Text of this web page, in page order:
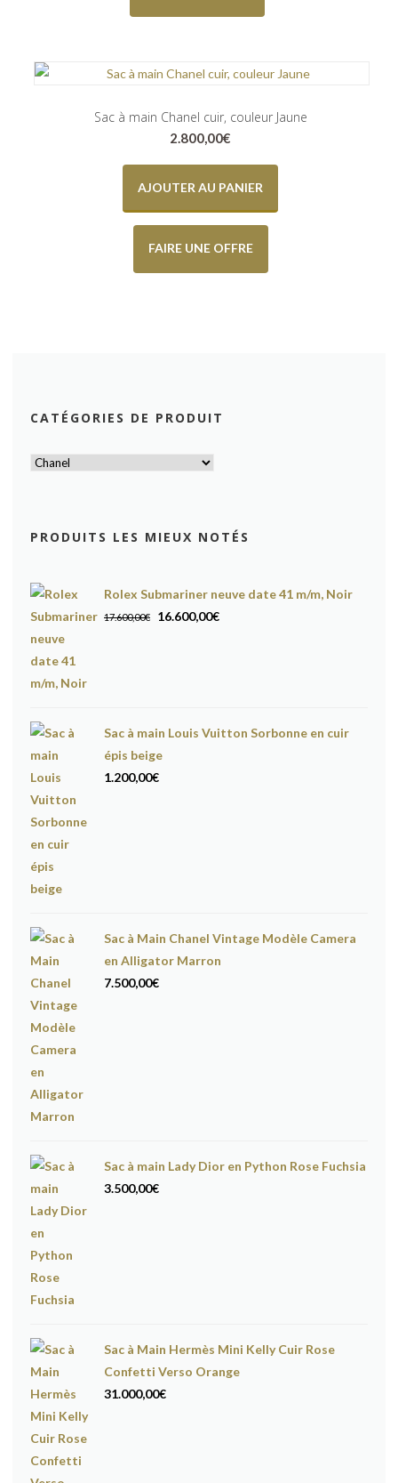
Sac à main Chanel cuir, couleur Jaune
2.800,00€
AJOUTER AU PANIER
FAIRE UNE OFFRE
CATÉGORIES DE PRODUIT
PRODUITS LES MIEUX NOTÉS
Rolex Submariner neuve date 41 m/m, Noir
17.600,00€
Le
16.600,00€Le
Sac à main Louis Vuitton Sorbonne en cuir
épis beige
1.200,00€
Sac à Main Chanel Vintage Modèle Camera
en Alligator Marron
7.500,00€
Sac à main Lady Dior en Python Rose Fuchsia
3.500,00€
Sac à Main Hermès Mini Kelly Cuir Rose
Confetti Verso Orange
31.000,00€